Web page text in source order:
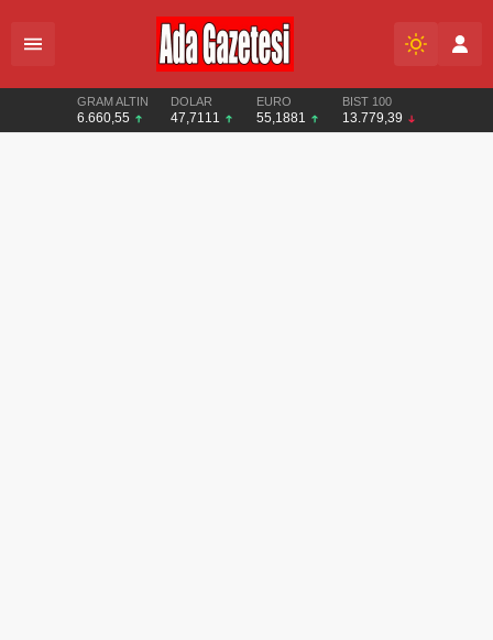
GRAM ALTIN
6.660,55
DOLAR
47,7111
EURO
55,1881
BIST 100
13.779,39